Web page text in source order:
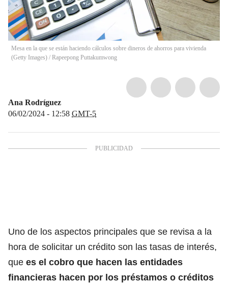
Mesa en la que se están haciendo cálculos sobre dineros de ahorros para vivienda
(Getty Images) / Rapeepong Puttakumwong
Ana Rodríguez
06/02/2024 - 12:58 GMT-5
Uno de los aspectos principales que se revisa a la
hora de solicitar un crédito son las tasas de interés,
que es el cobro que hacen las entidades
financieras hacen por los préstamos o créditos